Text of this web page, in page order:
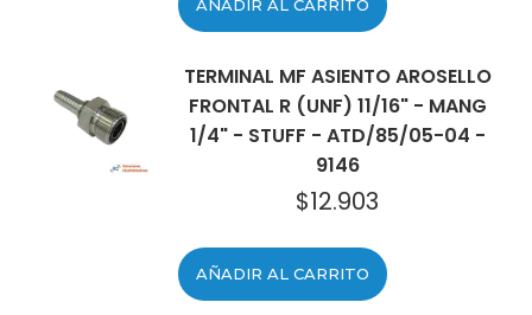
AÑADIR AL CARRITO
TERMINAL MF ASIENTO AROSELLO
FRONTAL R (UNF) 11/16" - MANG
1/4" - STUFF - ATD/85/05-04 -
9146
$12.903
AÑADIR AL CARRITO